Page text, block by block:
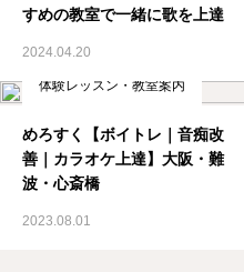
すめの教室で一緒に歌を上達
2024.04.20
体験レッスン・教室案内
めろすく【ボイトレ｜音痴改
善｜カラオケ上達】大阪・難
波・心斎橋
2023.08.01